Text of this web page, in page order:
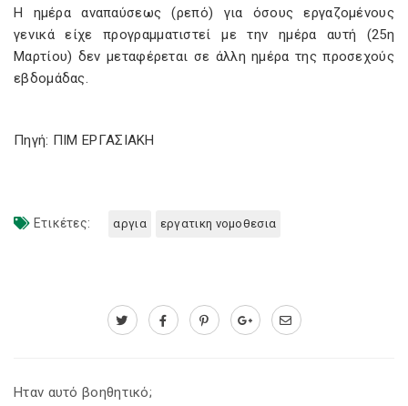
Η ημέρα αναπαύσεως (ρεπό) για όσους εργαζομένους
γενικά είχε προγραμματιστεί με την ημέρα αυτή (25η
Μαρτίου) δεν μεταφέρεται σε άλλη ημέρα της προσεχούς
εβδομάδας.
Πηγή: ΠΙΜ ΕΡΓΑΣΙΑΚΗ
Ετικέτες: αργια εργατικη νομοθεσια
Ηταν αυτό βοηθητικό;